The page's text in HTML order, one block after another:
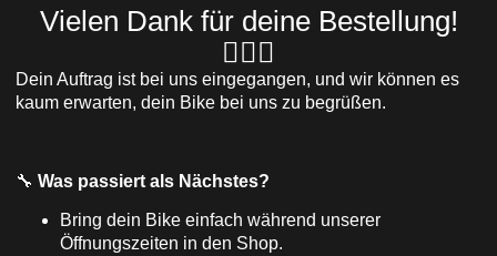
Vielen Dank für deine Bestellung!
🚴‍♂️✨
Dein Auftrag ist bei uns eingegangen, und wir können es
kaum erwarten, dein Bike bei uns zu begrüßen.
🔧 Was passiert als Nächstes?
Bring dein Bike einfach während unserer
Öffnungszeiten in den Shop.